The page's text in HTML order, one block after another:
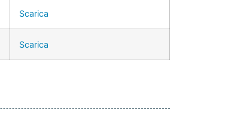
Scarica
Scarica